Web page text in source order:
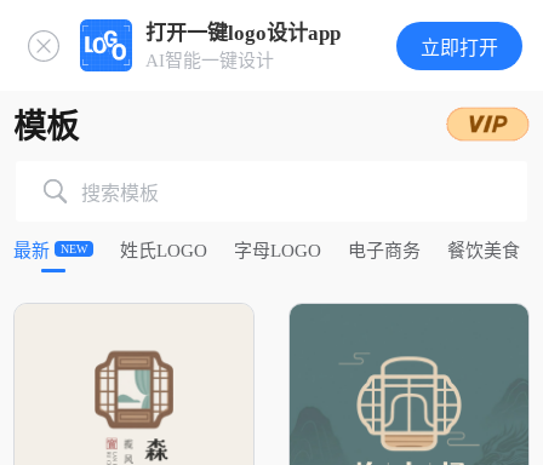
打开一键logo设计app
AI智能一键设计
立即打开
模板
搜索模板
最新 NEW 姓氏LOGO 字母LOGO 电子商务 餐饮美食